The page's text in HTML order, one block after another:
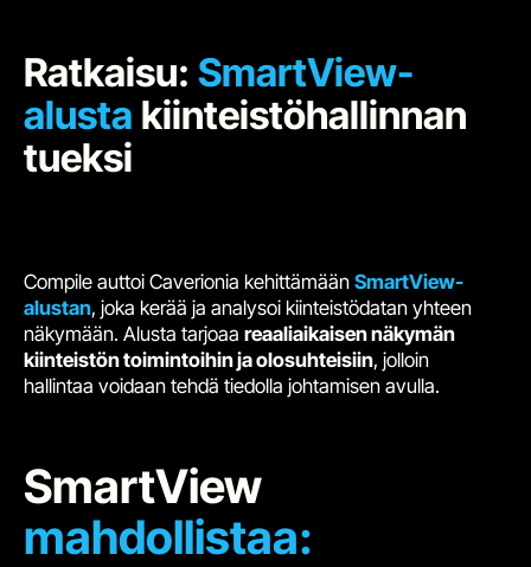
Ratkaisu: SmartView-
alusta kiinteistöhallinnan
tueksi
Compile auttoi Caverionia kehittämään SmartView-
alustan, joka kerää ja analysoi kiinteistödatan yhteen
näkymään. Alusta tarjoaa reaaliaikaisen näkymän
kiinteistön toimintoihin ja olosuhteisiin, jolloin
hallintaa voidaan tehdä tiedolla johtamisen avulla.
SmartView
mahdollistaa: